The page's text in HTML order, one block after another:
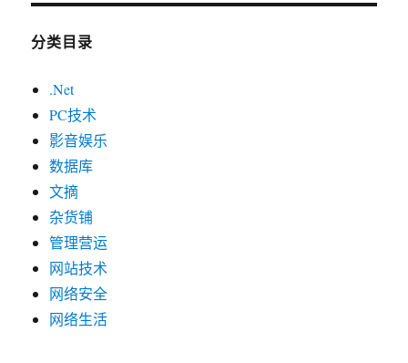
分类目录
.Net
PC技术
影音娱乐
数据库
文摘
杂货铺
管理营运
网站技术
网络安全
网络生活